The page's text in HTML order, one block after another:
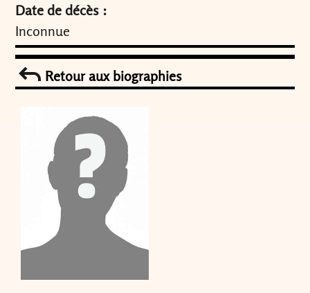
Date de décès :
Inconnue
Retour aux biographies